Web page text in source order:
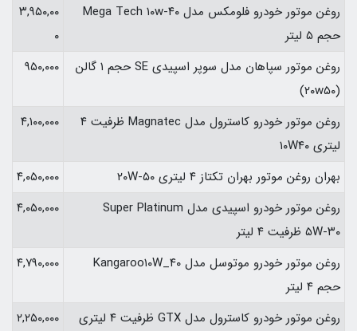
روغن موتور خودرو فلومکس مدل Mega Tech ۱۰w-۴۰
حجم ۵ لیتر
۳,۹۵۰,۰۰
۰
روغن موتور سپاهان مدل سوپر اسپیدی SE حجم ۱ گالن
(۲۰w۵۰)
۹۵۰,۰۰۰
روغن موتور خودرو کاسترول مدل Magnatec ظرفیت ۴
لیتری ۱۰W۴۰
۴,۱۰۰,۰۰۰
بهران روغن موتور بهران تکتاز ۴ لیتری ۲۰W-۵۰
۴,۰۵۰,۰۰۰
روغن موتور خودرو اسپیدی مدل Super Platinum
۵W-۳۰ ظرفیت ۴ لیتر
۴,۰۵۰,۰۰۰
روغن موتور خودرو موتوسل مدل Kangaroo۱۰W_۴۰
حجم ۴ لیتر
۴,۷۹۰,۰۰۰
روغن موتور خودرو کاسترول مدل GTX ظرفیت ۴ لیتری
۲,۲۵۰,۰۰۰